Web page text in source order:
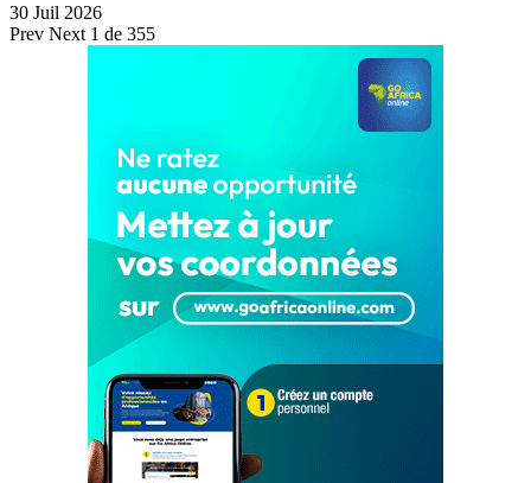
30 Juil 2026
Prev Next 1 de 355